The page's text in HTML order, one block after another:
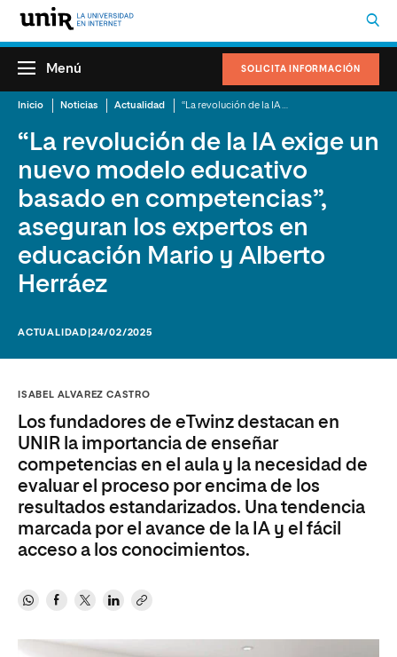
SOLICITA INFORMACIÓN
Menú
Inicio Noticias Actualidad
“La revolución de la IA exige un
nuevo modelo educativo
basado en competencias”,
aseguran los expertos en
educación Mario y Alberto
Herráez
ACTUALIDAD |24/02/2025
ISABEL ALVAREZ CASTRO
Los fundadores de eTwinz destacan en
UNIR la importancia de enseñar
competencias en el aula y la necesidad de
evaluar el proceso por encima de los
resultados estandarizados. Una tendencia
marcada por el avance de la IA y el fácil
acceso a los conocimientos.